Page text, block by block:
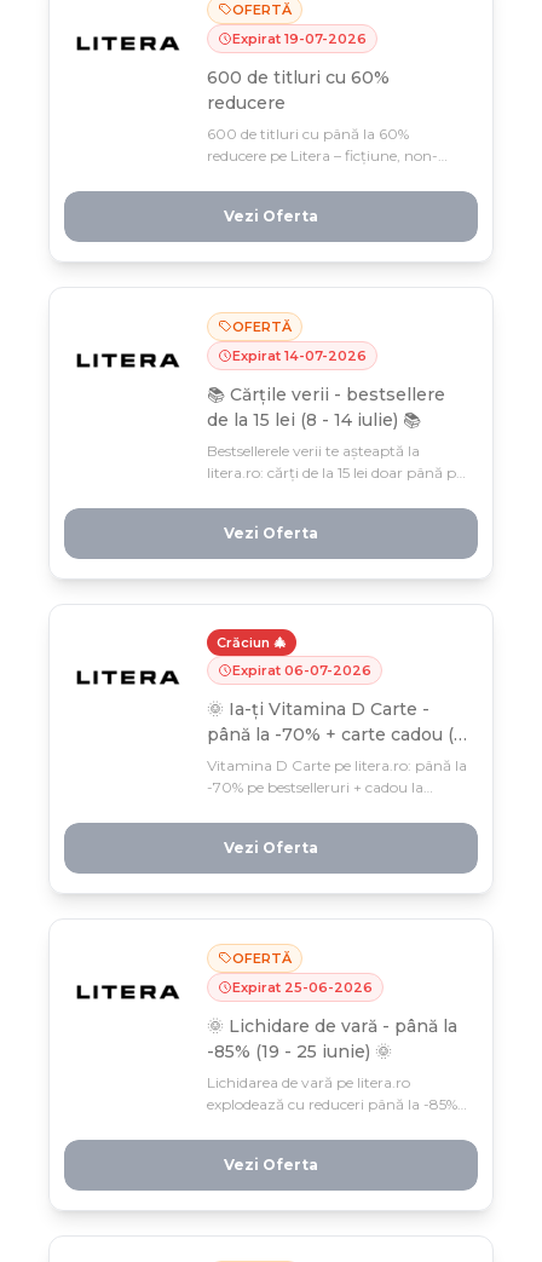
OFERTĂ
Expirat 19-07-2026
600 de titluri cu 60%
reducere
600 de titluri cu până la 60%
reducere pe Litera – ficțiune, non-
se umplu acum, fără vinovăție la
casă!
Vezi Oferta
OFERTĂ
Expirat 14-07-2026
📚 Cărțile verii - bestsellere
de la 15 lei (8 - 14 iulie) 📚
Bestsellerele verii te așteaptă la
litera.ro: cărți de la 15 lei doar până pe
și un preț și mai bun în buzunar.
Vezi Oferta
Crăciun 🎄
Expirat 06-07-2026
🌞 Ia-ți Vitamina D Carte -
până la -70% + carte cadou (1
- 7 iulie) 🌞
Vitamina D Carte pe litera.ro: până la
-70% pe bestselleruri + cadou la
preț de vis!
Vezi Oferta
OFERTĂ
Expirat 25-06-2026
🌞 Lichidare de vară - până la
-85% (19 - 25 iunie) 🌞
Lichidarea de vară pe litera.ro
explodează cu reduceri până la -85%
în doar 7 zile, 19-25 iunie, de cea mai
mare vânzare a anului!
Vezi Oferta